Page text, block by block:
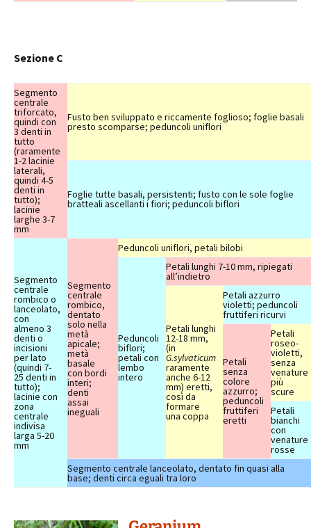
Sezione C
Segmento
centrale
triforcato,
quindi con
3 denti in
tutto
(raramente
1-2 lacinie
laterali,
quindi 4-5
denti in
tutto);
lacinie
larghe 3-7
mm
Fusto ben sviluppato e riccamente foglioso; foglie basali
presto scomparse; peduncoli uniflori
Foglie tutte basali, persistenti; fusto con le sole foglie
bratteali ascellanti i fiori; peduncoli biflori
Segmento
centrale
rombico o
lanceolato,
con
almeno 3
denti o
incisioni
per lato
(quindi 7-
25 denti in
tutto);
lacinie con
zona
centrale
indivisa
larga 5-20
mm
Segmento
centrale
rombico,
dentato
solo nella
metà
apicale;
metà
basale
con bordi
interi;
denti
assai
ineguali
Peduncoli uniflori, petali bilobi
Peduncoli
biflori;
petali con
lembo
intero
Petali lunghi 7-10 mm, ripiegati
all’indietro
Petali lunghi
12-18 mm,
(in
G.sylvaticum
raramente
anche 6-12
mm) eretti,
così da
formare
una coppa
Petali azzurro
violetti; peduncoli
fruttiferi ricurvi
Petali
senza
colore
azzurro;
peduncoli
fruttiferi
eretti
Petali
roseo-
violetti,
senza
venature
più
scure
Petali
bianchi
con
venature
rosse
Segmento centrale lanceolato, dentato fin quasi alla
base; denti circa eguali tra loro